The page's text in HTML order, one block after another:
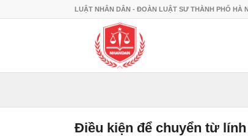
LUẬT NHÂN DÂN - ĐOÀN LUẬT SƯ THÀNH PHỐ HÀ
Điều kiện để chuyển từ